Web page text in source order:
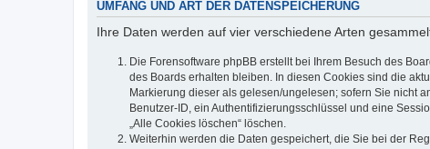
UMFANG UND ART DER DATENSPEICHERUNG
Ihre Daten werden auf vier verschiedene Arten
Die Forensoftware phpBB erstellt bei Ihrem Besuch des
des Boards erhalten bleiben. In diesen Cookies sind die
Markierung dieser als gelesen/ungelesen; sofern Sie nicht
Benutzer-ID, ein Authentifizierungsschlüssel und eine
„Alle Cookies löschen“ löschen.
Weiterhin werden die Daten gespeichert, die Sie bei der